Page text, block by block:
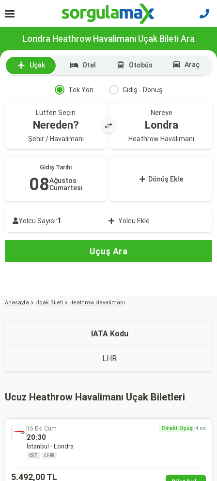
Londra Heathrow Havalimanı Uçak Bileti Ara
Uçak Otel Otobüs Araç
Tek Yön Gidiş - Dönüş
Lütfen Seçin
Nereden?
Şehir / Havalimanı
Nereye
Londra
Heathrow Havalimanı
Gidiş Tarihi
08Ağustos
Cumartesi
Dönüş Ekle
Yolcu Sayısı:1 Yolcu Ekle
Uçuş Ara
Anasayfa Uçak Bileti Heathrow Havalimanı
IATA Kodu
LHR
Ucuz Heathrow Havalimanı Uçak Biletleri
16 Eki Cum Direkt Uçuş 4 sa
20:30
İstanbul - Londra
IST · LHR
5.492,00 TL